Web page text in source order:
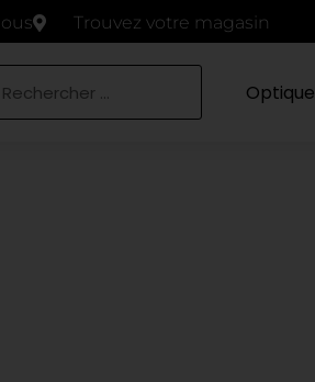
Trouvez votre magasin
Optique